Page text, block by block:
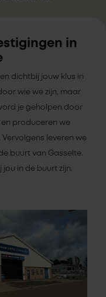
in
dichtbij jouw klus in
wie we zijn, maar
je geholpen door
produceren we
leveren we
buurt van Gasselte.
in de buurt zijn.